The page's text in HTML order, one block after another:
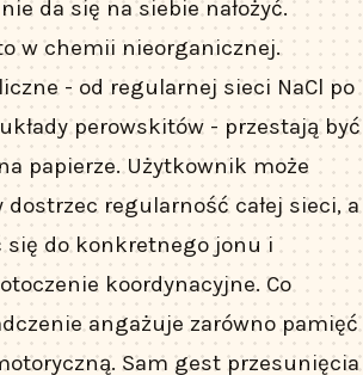
da się na siebie nałożyć.
w chemii nieorganicznej.
- od regularnej sieci NaCl po
perowskitów - przestają być
papierze. Użytkownik może
dostrzec regularność całej sieci, a
się do konkretnego jonu i
koordynacyjne. Co
angażuje zarówno pamięć
Sam gest przesunięcia